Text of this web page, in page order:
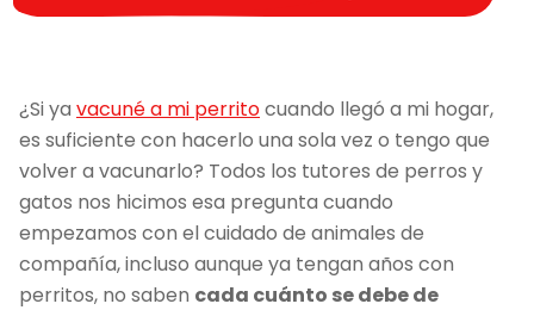
¿Si ya vacuné a mi perritocuando llegó a mi hogar,
es suficiente con hacerlo una sola vez o tengo que
volver a vacunarlo? Todos los tutores de perros y
gatos nos hicimos esa pregunta cuando
empezamos con el cuidado de animales de
compañía, incluso aunque ya tengan años con
perritos, no saben cada cuánto se debe de